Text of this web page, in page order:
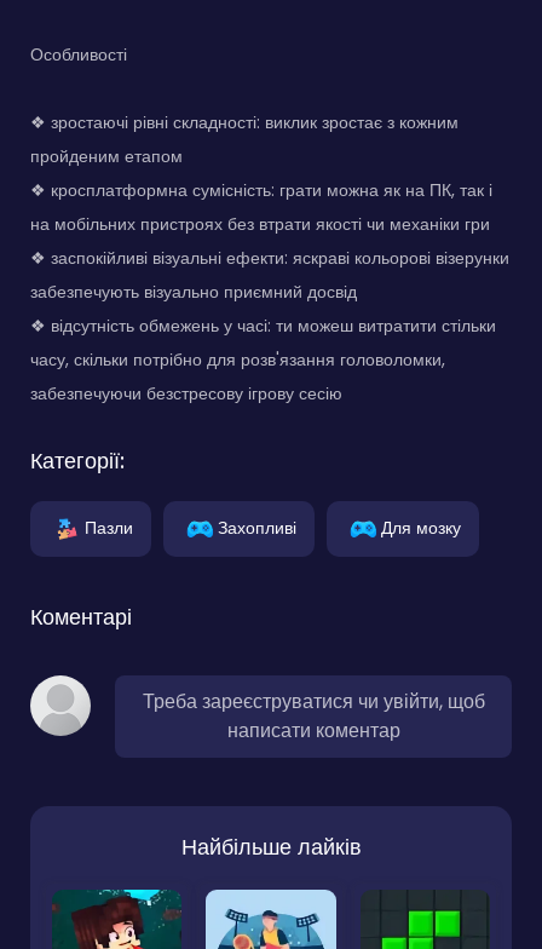
Особливості
❖ зростаючі рівні складності: виклик зростає з кожним
пройденим етапом
❖ кросплатформна сумісність: грати можна як на ПК, так і
на мобільних пристроях без втрати якості чи механіки гри
❖ заспокійливі візуальні ефекти: яскраві кольорові візерунки
забезпечують візуально приємний досвід
❖ відсутність обмежень у часі: ти можеш витратити стільки
часу, скільки потрібно для розв'язання головоломки,
забезпечуючи безстресову ігрову сесію
Категорії:
Пазли Захопливі Для мозку
Коментарі
Треба зареєструватися чи увійти, щоб
написати коментар
Найбільше лайків